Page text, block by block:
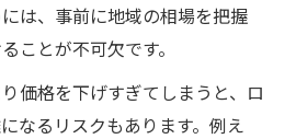
は、事前に地域の相場を把握
ことが不可欠です。
価格を下げすぎてしまうと、ロ
なるリスクもあります。例え